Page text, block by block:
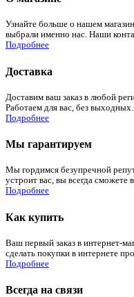
Узнайте больше о нашем
выбрали именно нас. Наши
Подробнее
Доставка
Доставим ваш заказ в любой
Работаем для вас, без выходных.
Подробнее
Мы гарантируем
Мы гордимся безупречной
устроит вас, вы всегда сможете
Подробнее
Как купить
Ваш первый заказ в интернет-
сделать покупки в интернете
Подробнее
Всегда на связи